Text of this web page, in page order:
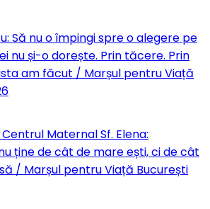
Să nu o împingi spre o alegere pe
nu și-o dorește. Prin tăcere. Prin
am făcut / Marșul pentru Viață
Maternal Sf. Elena:
ține de cât de mare ești, ci de cât
/ Marșul pentru Viață București